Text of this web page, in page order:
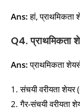
Ans:हां, प्राथमिकता
Q4. प्राथमिकता
Ans:प्राथमिकता
1. संचयी वरीयता
2. गैर-संचयी